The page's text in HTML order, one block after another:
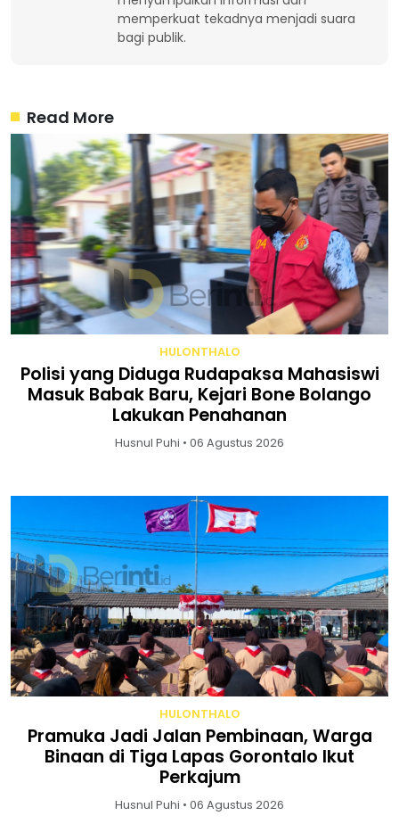
memperkuat tekadnya menjadi suara
bagi publik.
Read More
HULONTHALO
Polisi yang Diduga Rudapaksa Mahasiswi
Masuk Babak Baru, Kejari Bone Bolango
Lakukan Penahanan
Husnul Puhi • 06 Agustus 2026
HULONTHALO
Pramuka Jadi Jalan Pembinaan, Warga
Binaan di Tiga Lapas Gorontalo Ikut
Perkajum
Husnul Puhi • 06 Agustus 2026